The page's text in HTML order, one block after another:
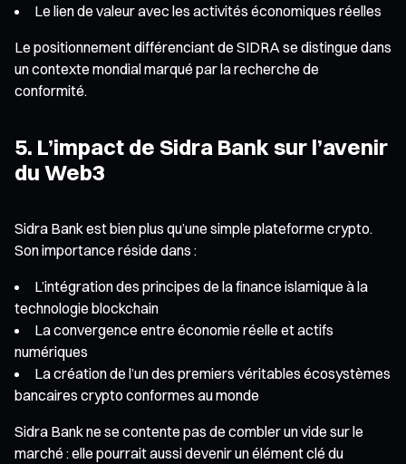
Le lien de valeur avec les activités économiques réelles
Le positionnement différenciant de SIDRA se distingue dans
un contexte mondial marqué par la recherche de
conformité.
5. L’impact de Sidra Bank sur l’avenir
du Web3
Sidra Bank est bien plus qu’une simple plateforme crypto.
Son importance réside dans :
L’intégration des principes de la finance islamique à la
technologie blockchain
La convergence entre économie réelle et actifs
numériques
La création de l’un des premiers véritables écosystèmes
bancaires crypto conformes au monde
Sidra Bank ne se contente pas de combler un vide sur le
marché : elle pourrait aussi devenir un élément clé du